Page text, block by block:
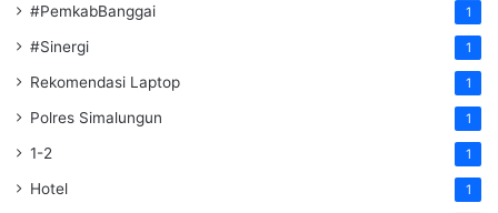
#PemkabBanggai 1
#Sinergi 1
Rekomendasi Laptop 1
Polres Simalungun 1
1-2 1
Hotel 1